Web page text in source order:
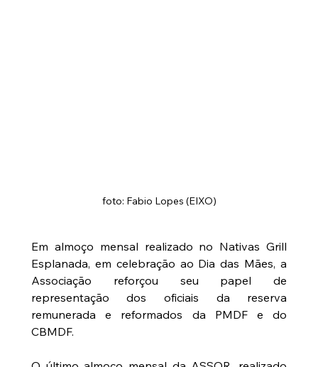
foto: Fabio Lopes (EIXO)
Em almoço mensal realizado no Nativas Grill
Esplanada, em celebração ao Dia das Mães, a
Associação reforçou seu papel de
representação dos oficiais da reserva
remunerada e reformados da PMDF e do
CBMDF.